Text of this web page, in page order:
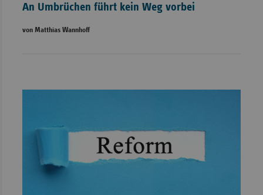
An Umbrüchen führt kein Weg vorbei
von Matthias Wannhoff